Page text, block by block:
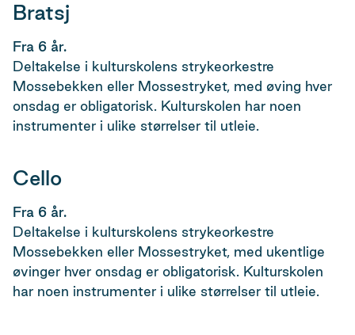
Bratsj
Fra 6 år.
Deltakelse i kulturskolens strykeorkestre
Mossebekken eller Mossestryket, med øving hver
onsdag er obligatorisk. Kulturskolen har noen
instrumenter i ulike størrelser til utleie.
Cello
Fra 6 år.
Deltakelse i kulturskolens strykeorkestre
Mossebekken eller Mossestryket, med ukentlige
øvinger hver onsdag er obligatorisk. Kulturskolen
har noen instrumenter i ulike størrelser til utleie.